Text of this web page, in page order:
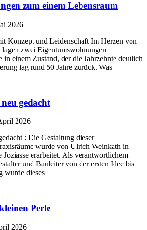
zum einem Lebensraum
2026
Konzept und Leidenschaft Im Herzen von
zwei Eigentumswohnungen
in einem Zustand, der die Jahrzehnte deutlich
lag rund 50 Jahre zurück. Was
gedacht
2026
: Die Gestaltung dieser
wurde von Ulrich Weinkath in
erarbeitet. Als verantwortlichem
und Bauleiter von der ersten Idee bis
wurde dieses
Perle
2026